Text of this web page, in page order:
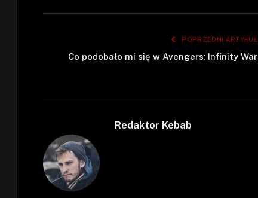
POPRZEDNI ARTYKUŁ
Co podobało mi się w Avengers: Infinity War
Redaktor Kebab